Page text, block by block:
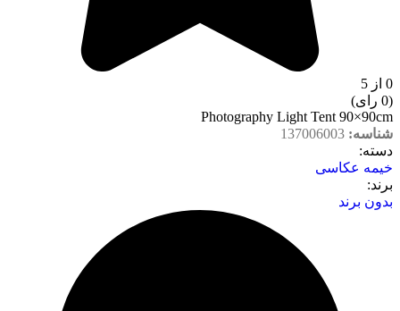
0 از 5
(0 رای)
Photography Light Tent 90×90cm
شناسه: 137006003
دسته‌:
خیمه عکاسی
برند:
بدون برند